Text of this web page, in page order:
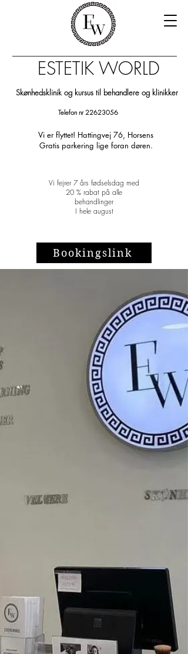
Skønhedsklinik og kursus til behandlere og klinikker
Vi er flyttet! Hattingvej 76, Horsens
Gratis parkering lige foran døren.
Telefon nr22623056
ESTETIK WORLD
Vi fejrer 7 års fødselsdag med
20 % rabat på alle
behandlinger
I hele august
Bookingslink